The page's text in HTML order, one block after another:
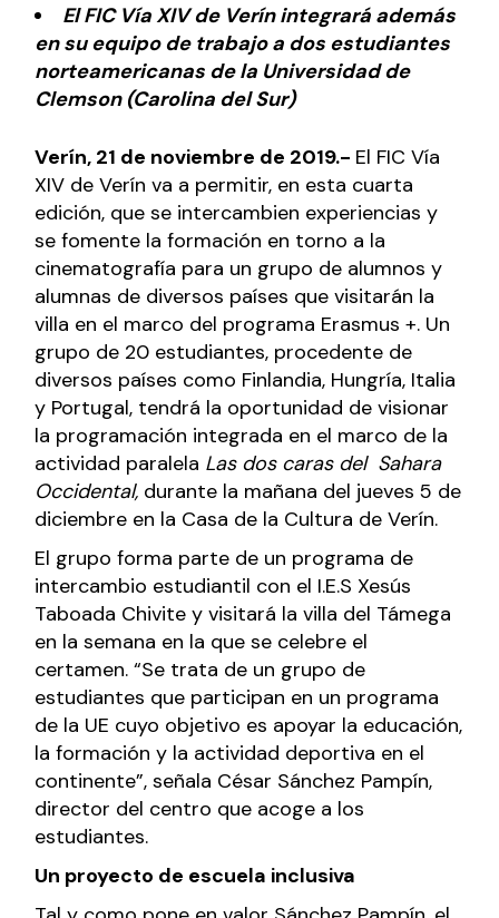
El FIC Vía XIV de Verín integrará además
en su equipo de trabajo a dos estudiantes
norteamericanas de la Universidad de
Clemson (Carolina del Sur)
Verín, 21 de noviembre de 2019.- El FIC Vía
XIV de Verín va a permitir, en esta cuarta
edición, que se intercambien experiencias y
se fomente la formación en torno a la
cinematografía para un grupo de alumnos y
alumnas de diversos países que visitarán la
villa en el marco del programa Erasmus +. Un
grupo de 20 estudiantes, procedente de
diversos países como Finlandia, Hungría, Italia
y Portugal, tendrá la oportunidad de visionar
la programación integrada en el marco de la
actividad paralela Las dos caras del Sahara
Occidental, durante la mañana del jueves 5 de
diciembre en la Casa de la Cultura de Verín.
El grupo forma parte de un programa de
intercambio estudiantil con el I.E.S Xesús
Taboada Chivite y visitará la villa del Támega
en la semana en la que se celebre el
certamen. “Se trata de un grupo de
estudiantes que participan en un programa
de la UE cuyo objetivo es apoyar la educación,
la formación y la actividad deportiva en el
continente”, señala César Sánchez Pampín,
director del centro que acoge a los
estudiantes.
Un proyecto de escuela inclusiva